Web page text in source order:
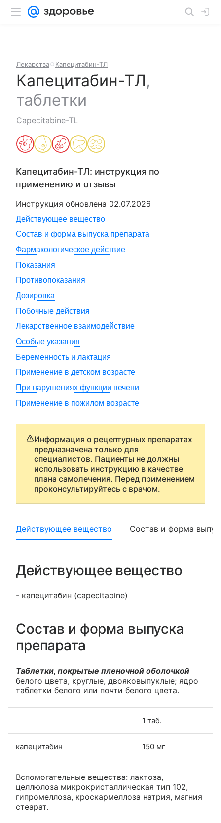
Лекарства Капецитабин-ТЛ
Капецитабин-ТЛ,
таблетки
Capecitabine-TL
Капецитабин-ТЛ: инструкция по
применению и отзывы
Инструкция обновлена 02.07.2026
Действующее вещество
Состав и форма выпуска препарата
Фармакологическое действие
Показания
Противопоказания
Дозировка
Побочные действия
Лекарственное взаимодействие
Особые указания
Беременность и лактация
Применение в детском возрасте
При нарушениях функции печени
Применение в пожилом возрасте
Информация о рецептурных препаратах
предназначена только для
специалистов. Пациенты не должны
использовать инструкцию в качестве
плана самолечения. Перед применением
проконсультируйтесь с врачом.
Действующее вещество Состав и форма
Действующее вещество
- капецитабин (capecitabine)
Состав и форма выпуска
препарата
Таблетки, покрытые пленочной оболочкой
белого цвета, круглые, двояковыпуклые; ядро
таблетки белого или почти белого цвета.
1 таб.
капецитабин 150 мг
Вспомогательные вещества: лактоза,
целлюлоза микрокристаллическая тип 102,
гипромеллоза, кроскармеллоза натрия, магния
стеарат.